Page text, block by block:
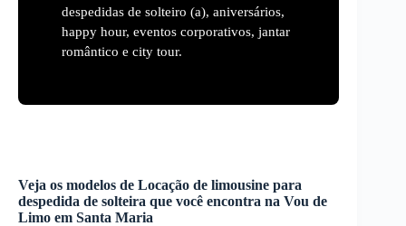
despedidas de solteiro (a), aniversários,
happy hour, eventos corporativos, jantar
romântico e city tour.
Veja os modelos de Locação de limousine para
despedida de solteira que você encontra na Vou de
Limo em Santa Maria